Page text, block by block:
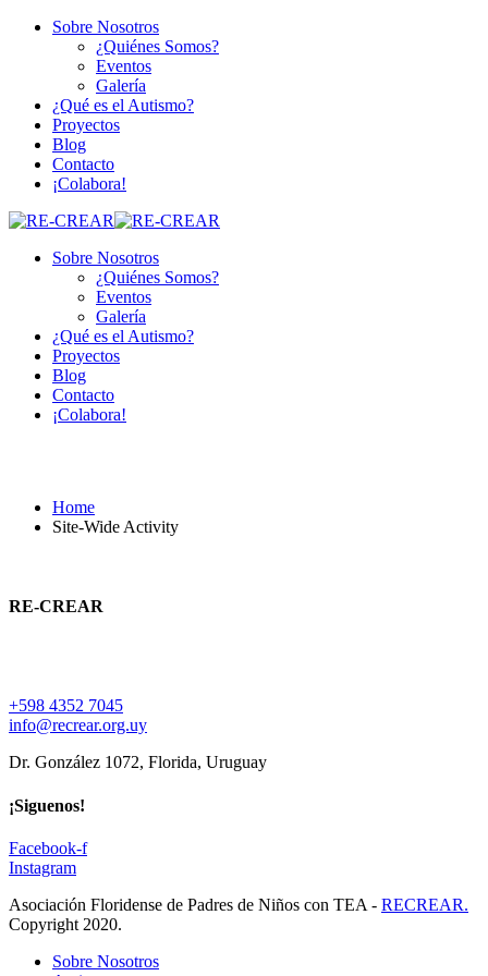
Sobre Nosotros
¿Quiénes Somos?
Eventos
Galería
¿Qué es el Autismo?
Proyectos
Blog
Contacto
¡Colabora!
Sobre Nosotros
¿Quiénes Somos?
Eventos
Galería
¿Qué es el Autismo?
Proyectos
Blog
Contacto
¡Colabora!
Home
Site-Wide Activity
RE-CREAR
+598 4352 7045
info@recrear.org.uy
Dr. González 1072, Florida, Uruguay
¡Siguenos!
Facebook-f
Instagram
Asociación Floridense de Padres de Niños con TEA - RECREAR.
Copyright 2020.
Sobre Nosotros